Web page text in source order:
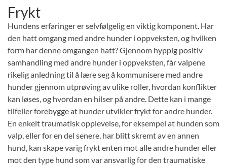
Frykt
Hundens erfaringer er selvfølgelig en viktig komponent. Har
den hatt omgang med andre hunder i oppveksten, og hvilken
form har denne omgangen hatt? Gjennom hyppig positiv
samhandling med andre hunder i oppveksten, får valpene
rikelig anledning til å lære seg å kommunisere med andre
hunder gjennom utprøving av ulike roller, hvordan konflikter
kan løses, og hvordan en hilser på andre. Dette kan i mange
tilfeller forebygge at hunder utvikler frykt for andre hunder.
En enkelt traumatisk opplevelse, for eksempel at hunden som
valp, eller for en del senere, har blitt skremt av en annen
hund, kan skape varig frykt enten mot alle andre hunder eller
mot den type hund som var ansvarlig for den traumatiske